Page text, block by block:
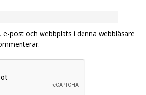
e-post och webbplats i denna webbläsare